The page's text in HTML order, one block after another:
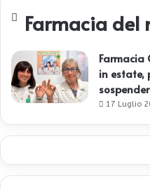
Farmacia del
Farmacia
in estate,
17 Luglio